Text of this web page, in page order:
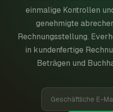
einmalige Kontrollen
genehmigte
Rechnungsstellung.
in kundenfertige
Beträgen und